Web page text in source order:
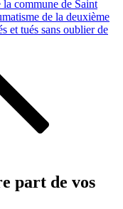
la commune de Saint
de la deuxième
et tués sans oublier de
part de vos